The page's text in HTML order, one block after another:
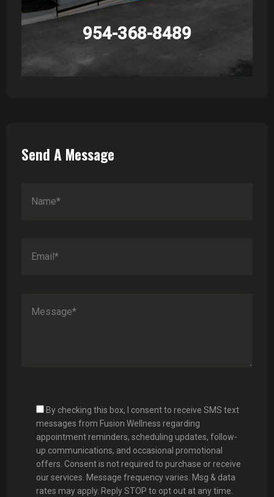
954-368-8489
Send A Message
By checking this box, I consent to receive SMS text
messages from Fusion Wellness regarding
appointment reminders, scheduling updates, follow-
up communications, and occasional promotional
offers. Consent is not required to purchase or receive
our services. Message frequency varies. Msg & data
rates may apply. Reply STOP to opt out at any time.